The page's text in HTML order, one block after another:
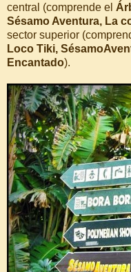
central (comprende el
Sésamo Aventura, La
sector superior
Loco Tiki,
Encantado).